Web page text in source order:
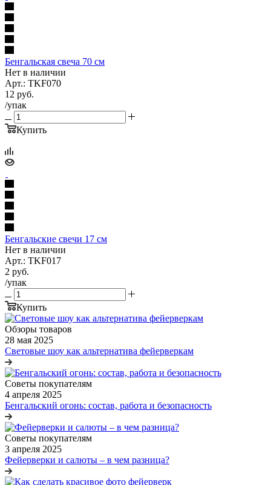
Бенгальская свеча 70 см
Нет в наличии
Арт.: TKF070
12 руб.
/упак
Купить
Бенгальские свечи 17 см
Нет в наличии
Арт.: TKF017
2 руб.
/упак
Купить
Обзоры товаров
28 мая 2025
Световые шоу как альтернатива фейерверкам
Советы покупателям
4 апреля 2025
Бенгальский огонь: состав, работа и безопасность
Советы покупателям
3 апреля 2025
Фейерверки и салюты – в чем разница?